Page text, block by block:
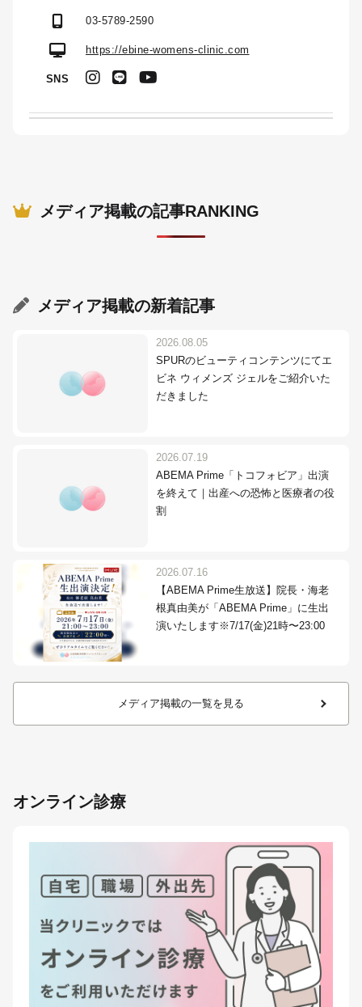
03-5789-2590
https://ebine-womens-clinic.com
SNS
メディア掲載の記事RANKING
メディア掲載の新着記事
2026.08.05
SPURのビューティコンテンツにてエ
ビネ ウィメンズ ジェルをご紹介いた
だきました
2026.07.19
ABEMA Prime「トコフォビア」出演
を終えて｜出産への恐怖と医療者の役
割
2026.07.16
【ABEMA Prime生放送】院長・海老
根真由美が「ABEMA Prime」に生出
演いたします※7/17(金)21時〜23:00
メディア掲載の一覧を見る
オンライン診療